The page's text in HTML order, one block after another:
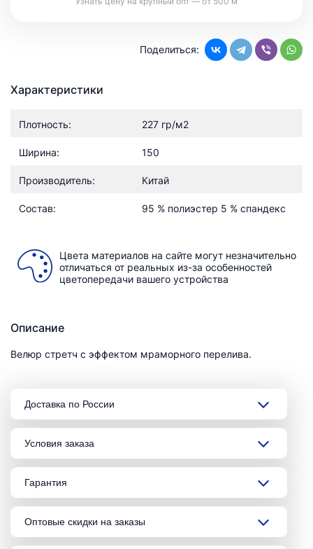
Поделиться:
Характеристики
Плотность: 227 гр/м2
Ширина: 150
Производитель: Китай
Состав: 95 % полиэстер 5 % спандекс
Цвета материалов на сайте могут незначительно
отличаться от реальных из-за особенностей
цветопередачи вашего устройства
Описание
Велюр стретч с эффектом мраморного перелива.
Доставка по России
Условия заказа
Гарантия
Оптовые скидки на заказы